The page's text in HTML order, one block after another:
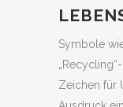
Symbole
Zeichen für